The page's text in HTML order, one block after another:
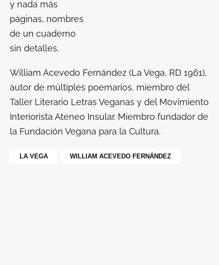
y nada más
páginas, nombres
de un cuaderno
sin detalles.
William Acevedo Fernández (La Vega, RD 1961),
autor de múltiples poemarios, miembro del
Taller Literario Letras Veganas y del Movimiento
Interiorista Ateneo Insular. Miembro fundador de
la Fundación Vegana para la Cultura.
LA VEGA WILLIAM ACEVEDO FERNÁNDEZ